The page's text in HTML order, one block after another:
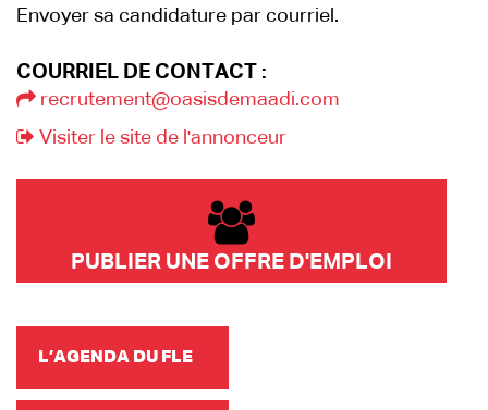
Envoyer sa candidature par courriel.
COURRIEL DE CONTACT :
recrutement@oasisdemaadi.com
Visiter le site de l'annonceur
PUBLIER UNE OFFRE D'EMPLOI
L’AGENDA DU FLE